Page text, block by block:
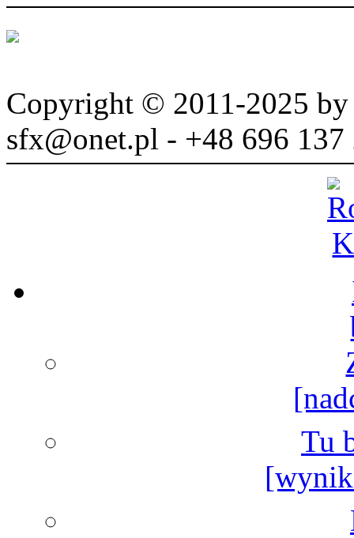
Copyright © 2011-2025
sfx@onet.pl - +48 696 137
Tu